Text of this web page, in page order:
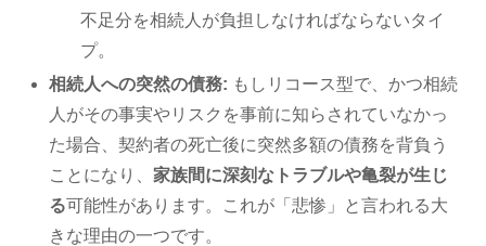
不足分を相続人が負担しなければならないタイ
プ。
相続人への突然の債務: もしリコース型で、かつ相続
人がその事実やリスクを事前に知らされていなかっ
た場合、契約者の死亡後に突然多額の債務を背負う
ことになり、 家族間に深刻なトラブルや亀裂が生じ
る可能性があります。これが「悲惨」と言われる大
きな理由の一つです。